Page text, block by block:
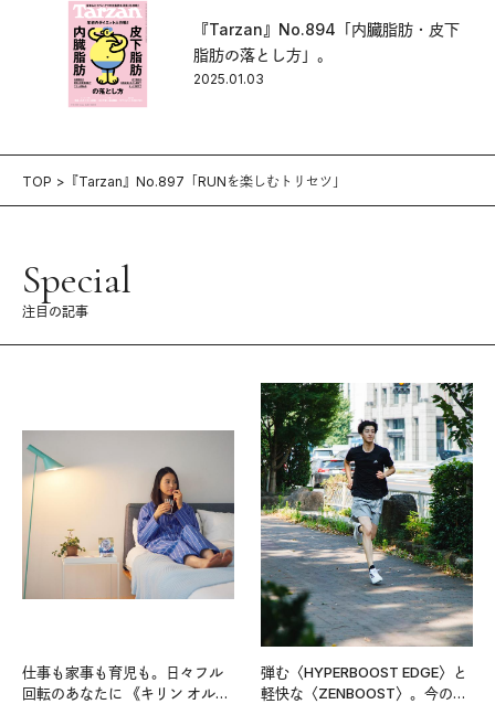
『Tarzan』No.894「内臓脂肪・皮下
脂肪の落とし方」。
2025.01.03
TOP 『Tarzan』No.897「RUNを楽しむトリセツ」
Special
注目の記事
仕事も家事も育児も。日々フル
回転のあなたに 《キリン オルニ
弾む〈HYPERBOOST EDGE〉と
軽快な〈ZENBOOST〉。今の時